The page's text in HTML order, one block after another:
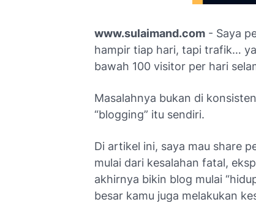
www.sulaimand.com - Saya
hampir tiap hari, tapi trafik…
bawah 100 visitor per hari
Masalahnya bukan di
“blogging” itu sendiri.
Di artikel ini, saya mau share
mulai dari kesalahan fatal,
akhirnya bikin blog mulai
besar kamu juga melakukan